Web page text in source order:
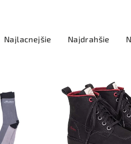
Najlacnejšie Najdrahšie